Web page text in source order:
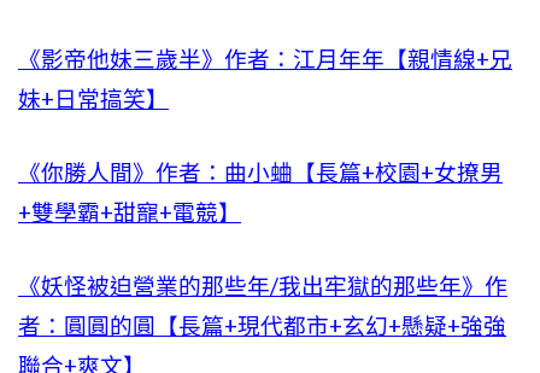
《影帝他妹三歲半》作者：江月年年【親情線+兄
妹+日常搞笑】
《你勝人間》作者：曲小蛐【長篇+校園+女撩男
+雙學霸+甜寵+電競】
《妖怪被迫營業的那些年/我出牢獄的那些年》作
者：圓圓的圓【長篇+現代都市+玄幻+懸疑+強強
聯合+爽文】